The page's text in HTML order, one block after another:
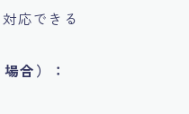
応できる
合）：